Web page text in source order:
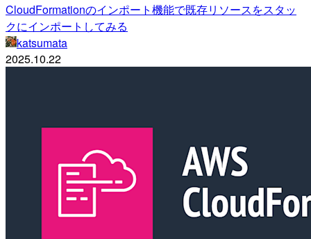
CloudFormationのインポート機能で既存リソースをスタッ
クにインポートしてみる
katsumata
2025.10.22